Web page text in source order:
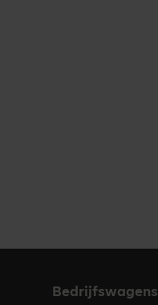
Bedrijfswagens